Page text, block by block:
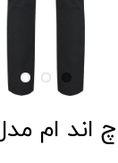
اچ اند ام